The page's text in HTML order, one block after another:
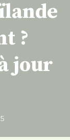
?
jour